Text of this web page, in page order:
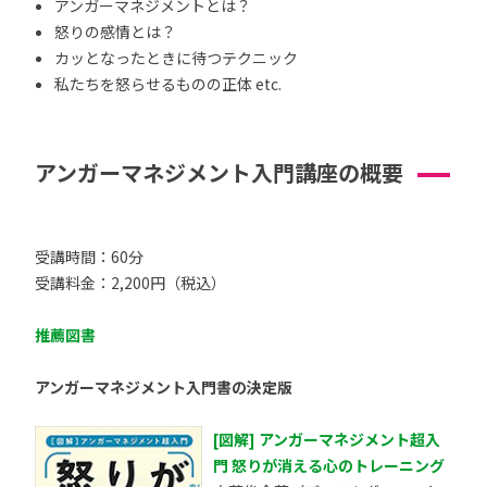
アンガーマネジメントとは？
怒りの感情とは？
カッとなったときに待つテクニック
私たちを怒らせるものの正体 etc.
アンガーマネジメント入門講座の概要
受講時間：60分
受講料金：2,200円（税込）
推薦図書
アンガーマネジメント入門書の決定版
[図解] アンガーマネジメント超入
門 怒りが消える心のトレーニング